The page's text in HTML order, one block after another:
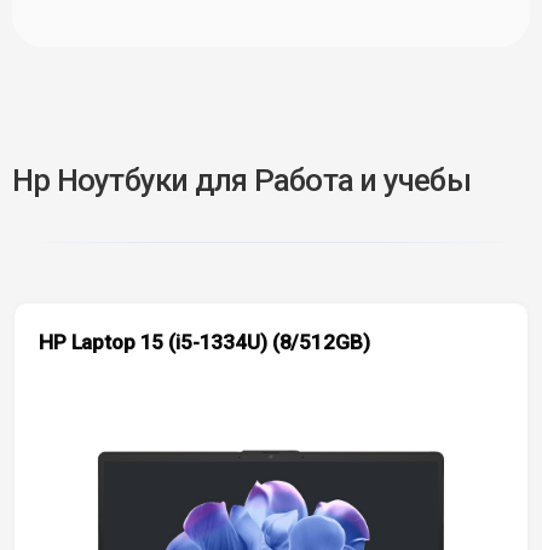
Hp Ноутбуки для Работа и учебы
HP Laptop 15 (i5-1334U) (8/512GB)